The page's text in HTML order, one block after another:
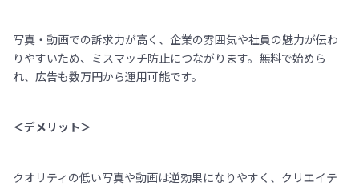
写真・動画での訴求力が高く、企業の雰囲気や社員の魅力が伝わ
りやすいため、ミスマッチ防止につながります。無料で始めら
れ、広告も数万円から運用可能です。
＜デメリット＞
クオリティの低い写真や動画は逆効果になりやすく、クリエイテ